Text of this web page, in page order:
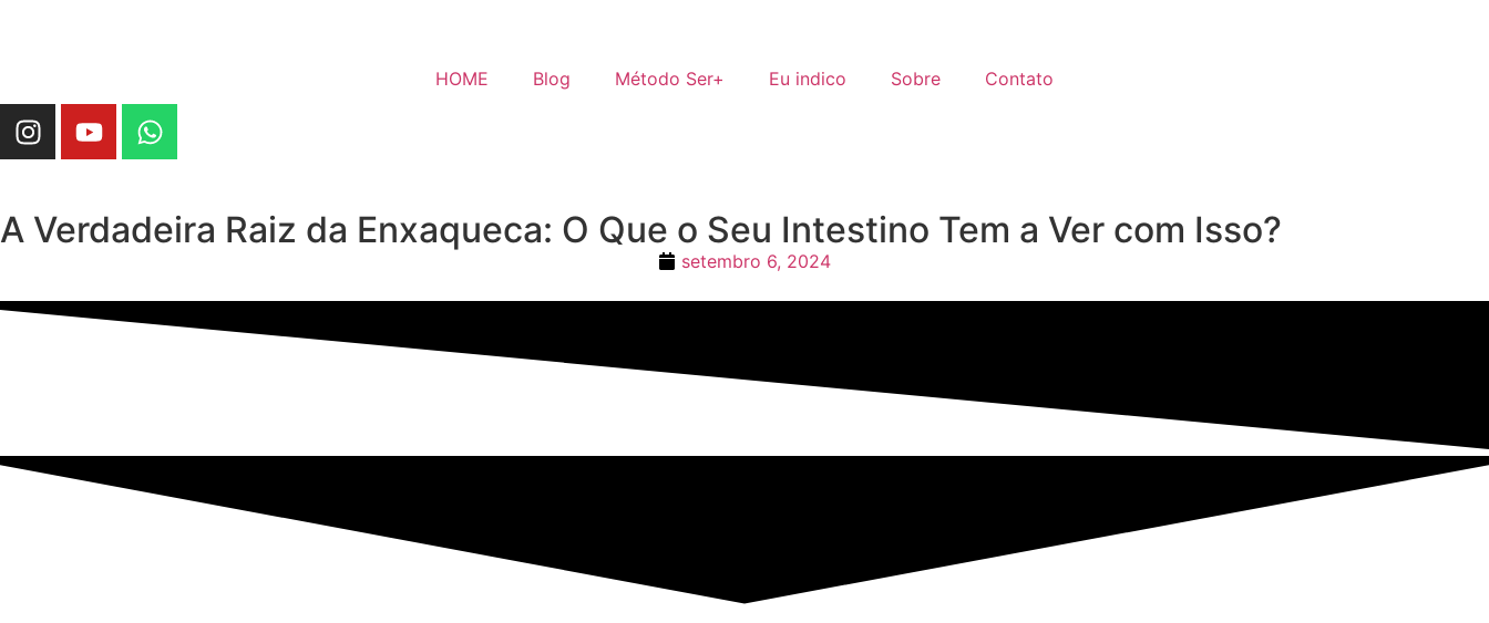
HOME Blog Método Ser+ Eu indico Sobre Contato
A Verdadeira Raiz da Enxaqueca: O Que o Seu Intestino Tem a Ver com Isso?
setembro 6, 2024